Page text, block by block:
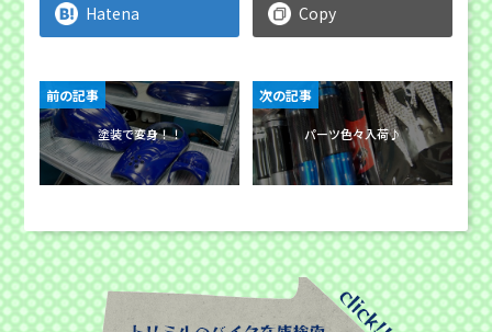
Hatena Copy
塗装で変身！！
前の記事
パーツ色々入荷♪
次の記事